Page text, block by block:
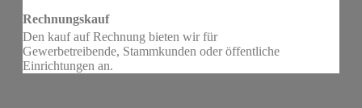
Rechnungskauf
Den kauf auf Rechnung bieten wir für
Gewerbetreibende, Stammkunden oder öffentliche
Einrichtungen an.